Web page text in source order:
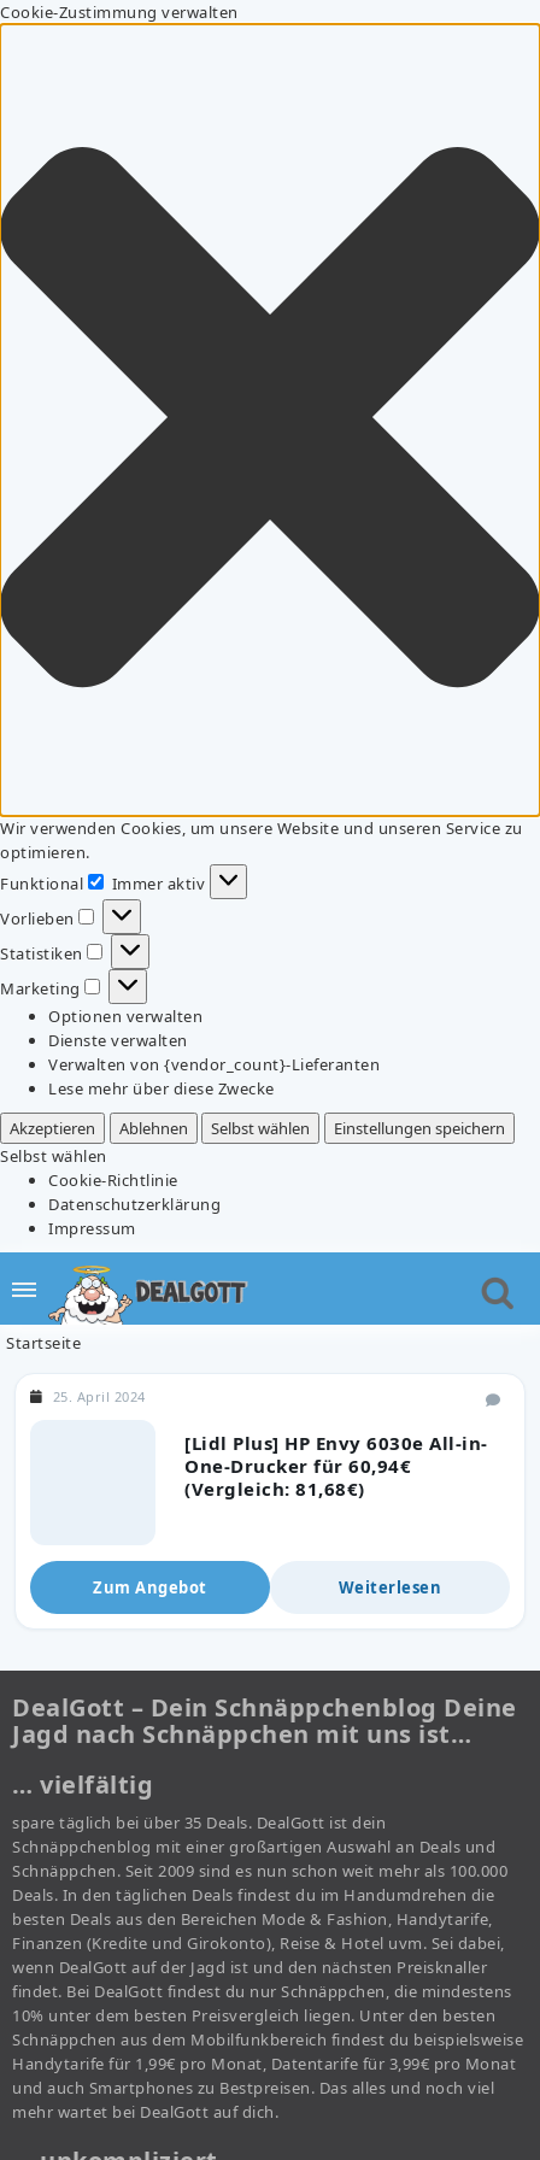
Cookie-Zustimmung verwalten
Wir verwenden Cookies, um unsere Website und unseren Service zu
optimieren.
Funktional
Funktional
Immer aktiv
Vorlieben
Vorlieben
Statistiken
Statistiken
Marketing
Marketing
Optionen verwalten
Dienste verwalten
Verwalten von {vendor_count}-Lieferanten
Lese mehr über diese Zwecke
Akzeptieren
Ablehnen Selbst wählen
Einstellungen speichern
Selbst wählen
Cookie-Richtlinie
Datenschutzerklärung
Impressum
Startseite
[Lidl Plus] HP Envy 6030e All-in-
One-Drucker für 60,94€
(Vergleich: 81,68€)
25. April 2024
Zum Angebot Weiterlesen
DealGott – Dein Schnäppchenblog Deine
Jagd nach Schnäppchen mit uns ist…
… vielfältig
spare täglich bei über 35 Deals. DealGott ist dein
Schnäppchenblog mit einer großartigen Auswahl an Deals und
Schnäppchen. Seit 2009 sind es nun schon weit mehr als 100.000
Deals. In den täglichen Deals findest du im Handumdrehen die
besten Deals aus den Bereichen Mode & Fashion, Handytarife,
Finanzen (Kredite und Girokonto), Reise & Hotel uvm. Sei dabei,
wenn DealGott auf der Jagd ist und den nächsten Preisknaller
findet. Bei DealGott findest du nur Schnäppchen, die mindestens
10% unter dem besten Preisvergleich liegen. Unter den besten
Schnäppchen aus dem Mobilfunkbereich findest du beispielsweise
Handytarife für 1,99€ pro Monat, Datentarife für 3,99€ pro Monat
und auch Smartphones zu Bestpreisen. Das alles und noch viel
mehr wartet bei DealGott auf dich.